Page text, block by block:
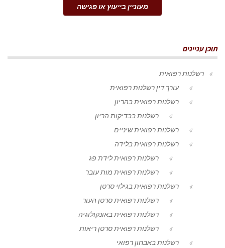
מעוניין בייעוץ או פגישה
תוכן עניינים
רשלנות רפואית
עורך דין רשלנות רפואית
רשלנות רפואית בהריון
רשלנות בבדיקות הריון
רשלנות רפואית שיניים
רשלנות רפואית בלידה
רשלנות רפואית לידת פג
רשלנות רפואית מות עובר
רשלנות רפואית בגילוי סרטן
רשלנות רפואית סרטן העור
רשלנות רפואית באונקולוגיה
רשלנות רפואית סרטן ריאות
רשלנות באבחון רפואי